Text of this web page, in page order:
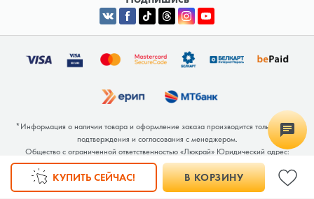
В КОРЗИНУ
КУПИТЬ СЕЙЧАС!
*Информация о наличии товара и оформление заказа производится только после
подтверждения и согласования с менеджером.
Общество с ограниченной ответственностью «Люкрай» Юридический адрес:
220062, г. Минск, ул. Тимирязева, дом 123, корп. 2, оф. 367/2 Почтовый адрес:
220062, г. Минск, ул. Тимирязева, дом 123, корп. 2, оф. 367/2 УНП 691764371
Интернет-магазин зарегистрирован в Торговом реестре РБ под номером 768117 от